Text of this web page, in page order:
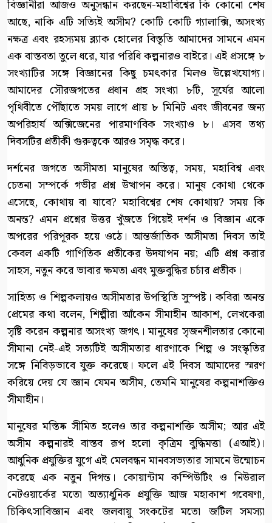
বিজ্ঞানীরা আজও অনুসন্ধান করছেন-মহাবিশ্বের কি কোনো শেষ
আছে, নাকি এটি সত্যিই অসীম? কোটি কোটি গ্যালাক্সি, অসংখ্য
নক্ষত্র এবং রহস্যময় ব্ল্যাক হোলের বিস্তৃতি আমাদের সামনে এমন
এক বাস্তবতা তুলে ধরে, যার পরিধি কল্পনারও বাইরে। এই প্রসঙ্গে ৮
সংখ্যাটির সঙ্গে বিজ্ঞানের কিছু চমৎকার মিলও উল্লেখযোগ্য।
আমাদের সৌরজগতের প্রধান গ্রহ সংখ্যা ৮টি, সূর্যের আলো
পৃথিবীতে পৌঁছাতে সময় লাগে প্রায় ৮ মিনিট এবং জীবনের জন্য
অপরিহার্য অক্সিজেনের পারমাণবিক সংখ্যাও ৮। এসব তথ্য
দিবসটির প্রতীকী গুরুত্বকে আরও সমৃদ্ধ করে।
দর্শনের জগতে অসীমতা মানুষের অস্তিত্ব, সময়, মহাবিশ্ব এবং
চেতনা সম্পর্কে গভীর প্রশ্ন উত্থাপন করে। মানুষ কোথা থেকে
এসেছে, কোথায় বা যাবে? মহাবিশ্বের শেষ কোথায়? সময় কি
অনন্ত? এমন প্রশ্নের উত্তর খুঁজতে গিয়েই দর্শন ও বিজ্ঞান একে
অপরের পরিপূরক হয়ে ওঠে। আন্তর্জাতিক অসীমতা দিবস তাই
কেবল একটি গাণিতিক প্রতীকের উদযাপন নয়; এটি প্রশ্ন করার
সাহস, নতুন করে ভাবার ক্ষমতা এবং মুক্তবুদ্ধির চর্চার প্রতীক।
সাহিত্য ও শিল্পকলায়ও অসীমতার উপস্থিতি সুস্পষ্ট। কবিরা অনন্ত
প্রেমের কথা বলেন, শিল্পীরা আঁকেন সীমাহীন আকাশ, লেখকেরা
সৃষ্টি করেন কল্পনার অসংখ্য জগৎ। মানুষের সৃজনশীলতার কোনো
সীমানা নেই-এই সত্যটিই অসীমতার ধারণাকে শিল্প ও সংস্কৃতির
সঙ্গে নিবিড়ভাবে যুক্ত করেছে। ফলে এই দিবস আমাদের স্মরণ
করিয়ে দেয় যে জ্ঞান যেমন অসীম, তেমনি মানুষের কল্পনাশক্তিও
সীমাহীন।
মানুষের মস্তিষ্ক সীমিত হলেও তার কল্পনাশক্তি অসীম; আর এই
অসীম কল্পনারই বাস্তব রূপ হলো কৃত্রিম বুদ্ধিমত্তা (এআই)।
আধুনিক প্রযুক্তির যুগে এই মেলবন্ধন মানবসভ্যতার সামনে উন্মোচন
করেছে এক নতুন দিগন্ত। কোয়ান্টাম কম্পিউটিং ও নিউরাল
নেটওয়ার্কের মতো অত্যাধুনিক প্রযুক্তি আজ মহাকাশ গবেষণা,
চিকিৎসাবিজ্ঞান এবং জলবায়ু সংকটের মতো জটিল সমস্যা